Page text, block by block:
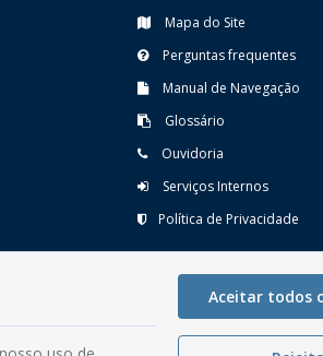
Mapa do Site
Perguntas frequentes
Manual de Navegação
Glossário
Ouvidoria
Serviços Internos
Política de Privacidade
Aceitar todos